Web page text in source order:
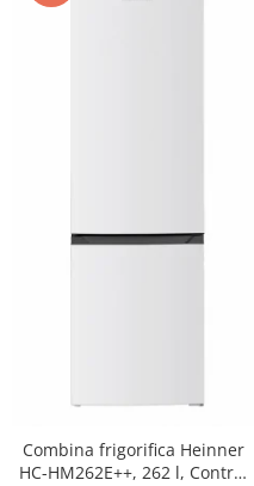
Combina frigorifica Heinner
HC-HM262E++, 262 l, Control